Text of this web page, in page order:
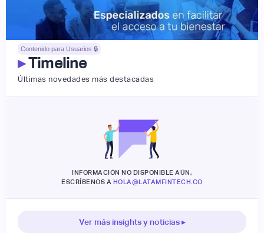
Contenido para Usuarios 🔒
▸Timeline
Últimas novedades más destacadas
INFORMACIÓN NO DISPONIBLE AÚN,
ESCRÍBENOS A HOLA@LATAMFINTECH.CO
Ver más insights y noticias ▸